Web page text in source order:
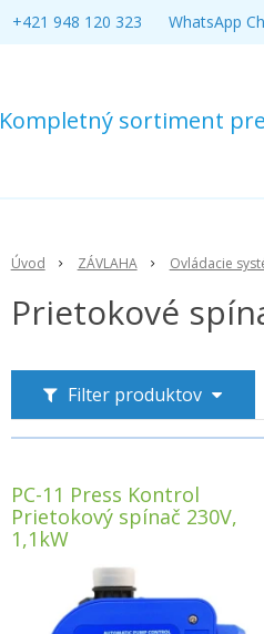
Kompletný sortiment
+421 948 120 323 WhatsApp
Úvod ZÁVLAHA Ovládacie
Prietokové
Filter produktov
PC-11 Press Kontrol
Prietokový spínač 230V,
1,1kW